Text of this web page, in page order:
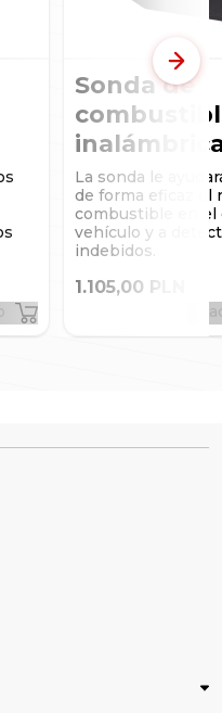
en un ordenador
Sonda de
La sonda le
de forma eficaz el
combustible en el
vehículo y a
indebidos.
1.105,00 PLN